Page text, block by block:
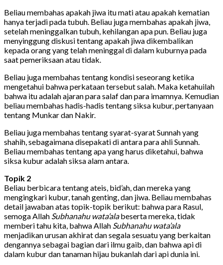
Beliau membahas apakah jiwa itu mati atau apakah kematian
hanya terjadi pada tubuh. Beliau juga membahas apakah jiwa,
setelah meninggalkan tubuh, kehilangan apa pun. Beliau juga
menyinggung diskusi tentang apakah jiwa dikembalikan
kepada orang yang telah meninggal di dalam kuburnya pada
saat pemeriksaan atau tidak.
Beliau juga membahas tentang kondisi seseorang ketika
mengetahui bahwa perkataan tersebut salah. Maka ketahuilah
bahwa itu adalah ajaran para salaf dan para imamnya. Kemudian
beliau membahas hadis-hadis tentang siksa kubur, pertanyaan
tentang Munkar dan Nakir.
Beliau juga membahas tentang syarat-syarat Sunnah yang
shahih, sebagaimana disepakati di antara para ahli Sunnah.
Beliau membahas tentang apa yang harus diketahui, bahwa
siksa kubur adalah siksa alam antara.
Topik 2
Beliau berbicara tentang ateis, bid’ah, dan mereka yang
mengingkari kubur, tanah genting, dan jiwa. Beliau membahas
detail jawaban atas topik-topik berikut: bahwa para Rasul,
semoga Allah Subhanahu wata’alabeserta mereka, tidak
memberi tahu kita, bahwa Allah Subhanahu wata’ala
menjadikan urusan akhirat dan segala sesuatu yang berkaitan
dengannya sebagai bagian dari ilmu gaib, dan bahwa api di
dalam kubur dan tanaman hijau bukanlah dari api dunia ini.